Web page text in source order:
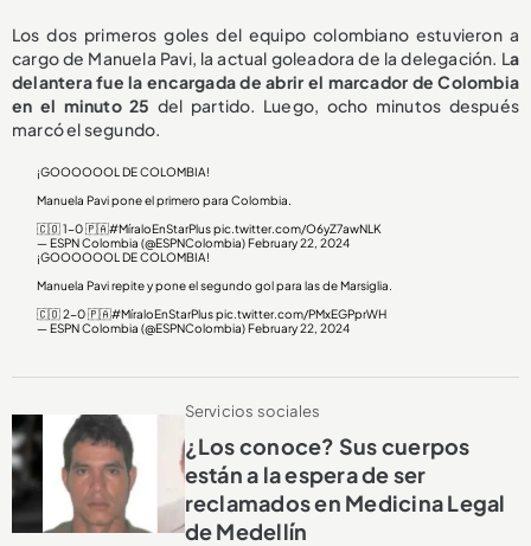
Los dos primeros goles del equipo colombiano estuvieron a
cargo de Manuela Pavi, la actual goleadora de la delegación. La
delantera fue la encargada de abrir el marcador de Colombia
en el minuto 25 del partido. Luego, ocho minutos después
marcó el segundo.
¡GOOOOOOL DE COLOMBIA!
Manuela Pavi pone el primero para Colombia.
🇨🇴 1-0 🇵🇦#MíraloEnStarPlus pic.twitter.com/O6yZ7awNLK
— ESPN Colombia (@ESPNColombia)February 22, 2024
¡GOOOOOOL DE COLOMBIA!
Manuela Pavi repite y pone el segundo gol para las de Marsiglia.
🇨🇴 2-0 🇵🇦#MíraloEnStarPlus pic.twitter.com/PMxEGPprWH
— ESPN Colombia (@ESPNColombia)February 22, 2024
Servicios sociales
¿Los conoce? Sus cuerpos
están a la espera de ser
reclamados en Medicina Legal
de Medellín